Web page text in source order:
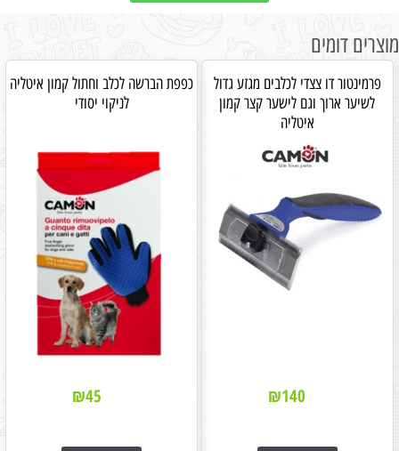
מוצרים דומים
פרמינטור דו צצדי לכלבים מגזע גדול
לשיער ארוך וגם לישער קצר קמון
איטליה
₪140
כפפת הברשה לכלב וחתול קמון איטליה
לניקוי יסודי
₪45